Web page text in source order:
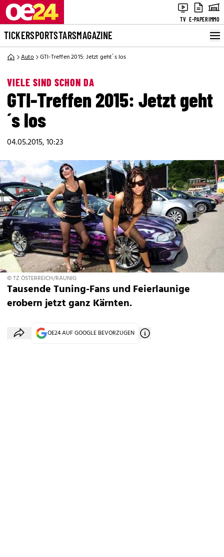
TV E-PAPERIMMO
TICKERSPORTSTARSMAGAZINE
Auto GTI-Treffen 2015: Jetzt geht´s los
VIELE SIND SCHON DA
GTI-Treffen 2015: Jetzt geht
´s los
04.05.2015, 10:23
© TZ ÖSTERREICH/RAUNIG
Tausende Tuning-Fans und Feierlaunige
erobern jetzt ganz Kärnten.
OE24 AUF GOOGLE BEVORZUGEN